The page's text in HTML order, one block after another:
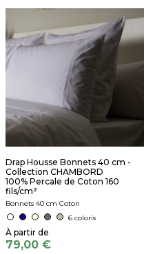
Drap Housse Bonnets 40 cm -
Collection CHAMBORD
100% Percale de Coton 160
fils/cm²
Bonnets 40 cm Coton
6 coloris
79,00 €